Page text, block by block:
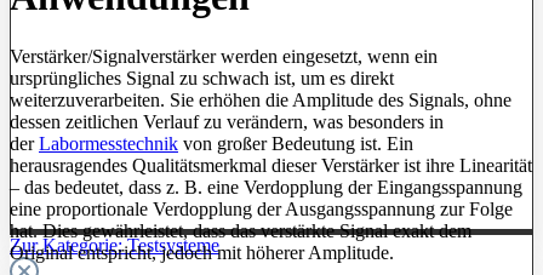
Zur Kategorie: Testsysteme
Verstärker/Signalverstärker werden eingesetzt, wenn ein
ursprüngliches Signal zu schwach ist, um es direkt
weiterzuverarbeiten. Sie erhöhen die Amplitude des Signals, ohne
dessen zeitlichen Verlauf zu verändern, was besonders in
derLabormesstechnik von großer Bedeutung ist. Ein
herausragendes Qualitätsmerkmal dieser Verstärker ist ihre Linearität
– das bedeutet, dass z. B. eine Verdopplung der Eingangsspannung
eine proportionale Verdopplung der Ausgangsspannung zur Folge
hat. Dies gewährleistet, dass das verstärkte Signal exakt dem
Original entspricht, jedoch mit höherer Amplitude.